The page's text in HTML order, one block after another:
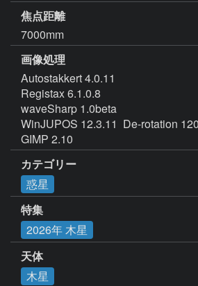
焦点距離
7000mm
画像処理
Autostakkert 4.0.11
Registax 6.1.0.8
waveSharp 1.0beta
WinJUPOS 12.3.11  De-rotation
GIMP 2.10
カテゴリー
惑星
特集
2026年 木星
天体
木星